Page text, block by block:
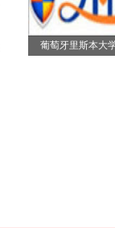
葡萄牙里斯本大